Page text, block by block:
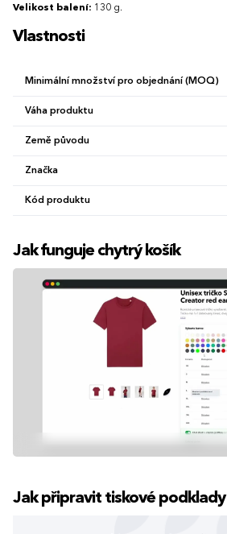
Velikost balení: 130 g.
Vlastnosti
Minimální množství pro objednání (MOQ)
Váha produktu
Země původu
Značka
Kód produktu
Jak funguje chytrý košík
Jak připravit tiskové podklady